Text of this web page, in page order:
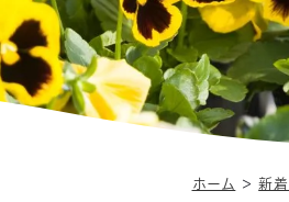
ホーム ＞新